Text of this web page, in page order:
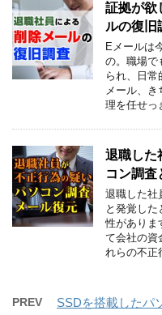
証拠が欲
ルの復旧
Eメールは
の。職場で
られ、日
メール、
理を任せ
退職した
コン調査
退職した社
と発覚し
性がありま
て会社の資
れらの不
PREV
SSDを搭載したパ